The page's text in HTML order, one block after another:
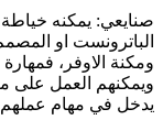
صنايعي: يمكنه
الباترونست او
ومكنة الاوفر،
ويمكنهم العمل على
يدخل في مهام عملهم